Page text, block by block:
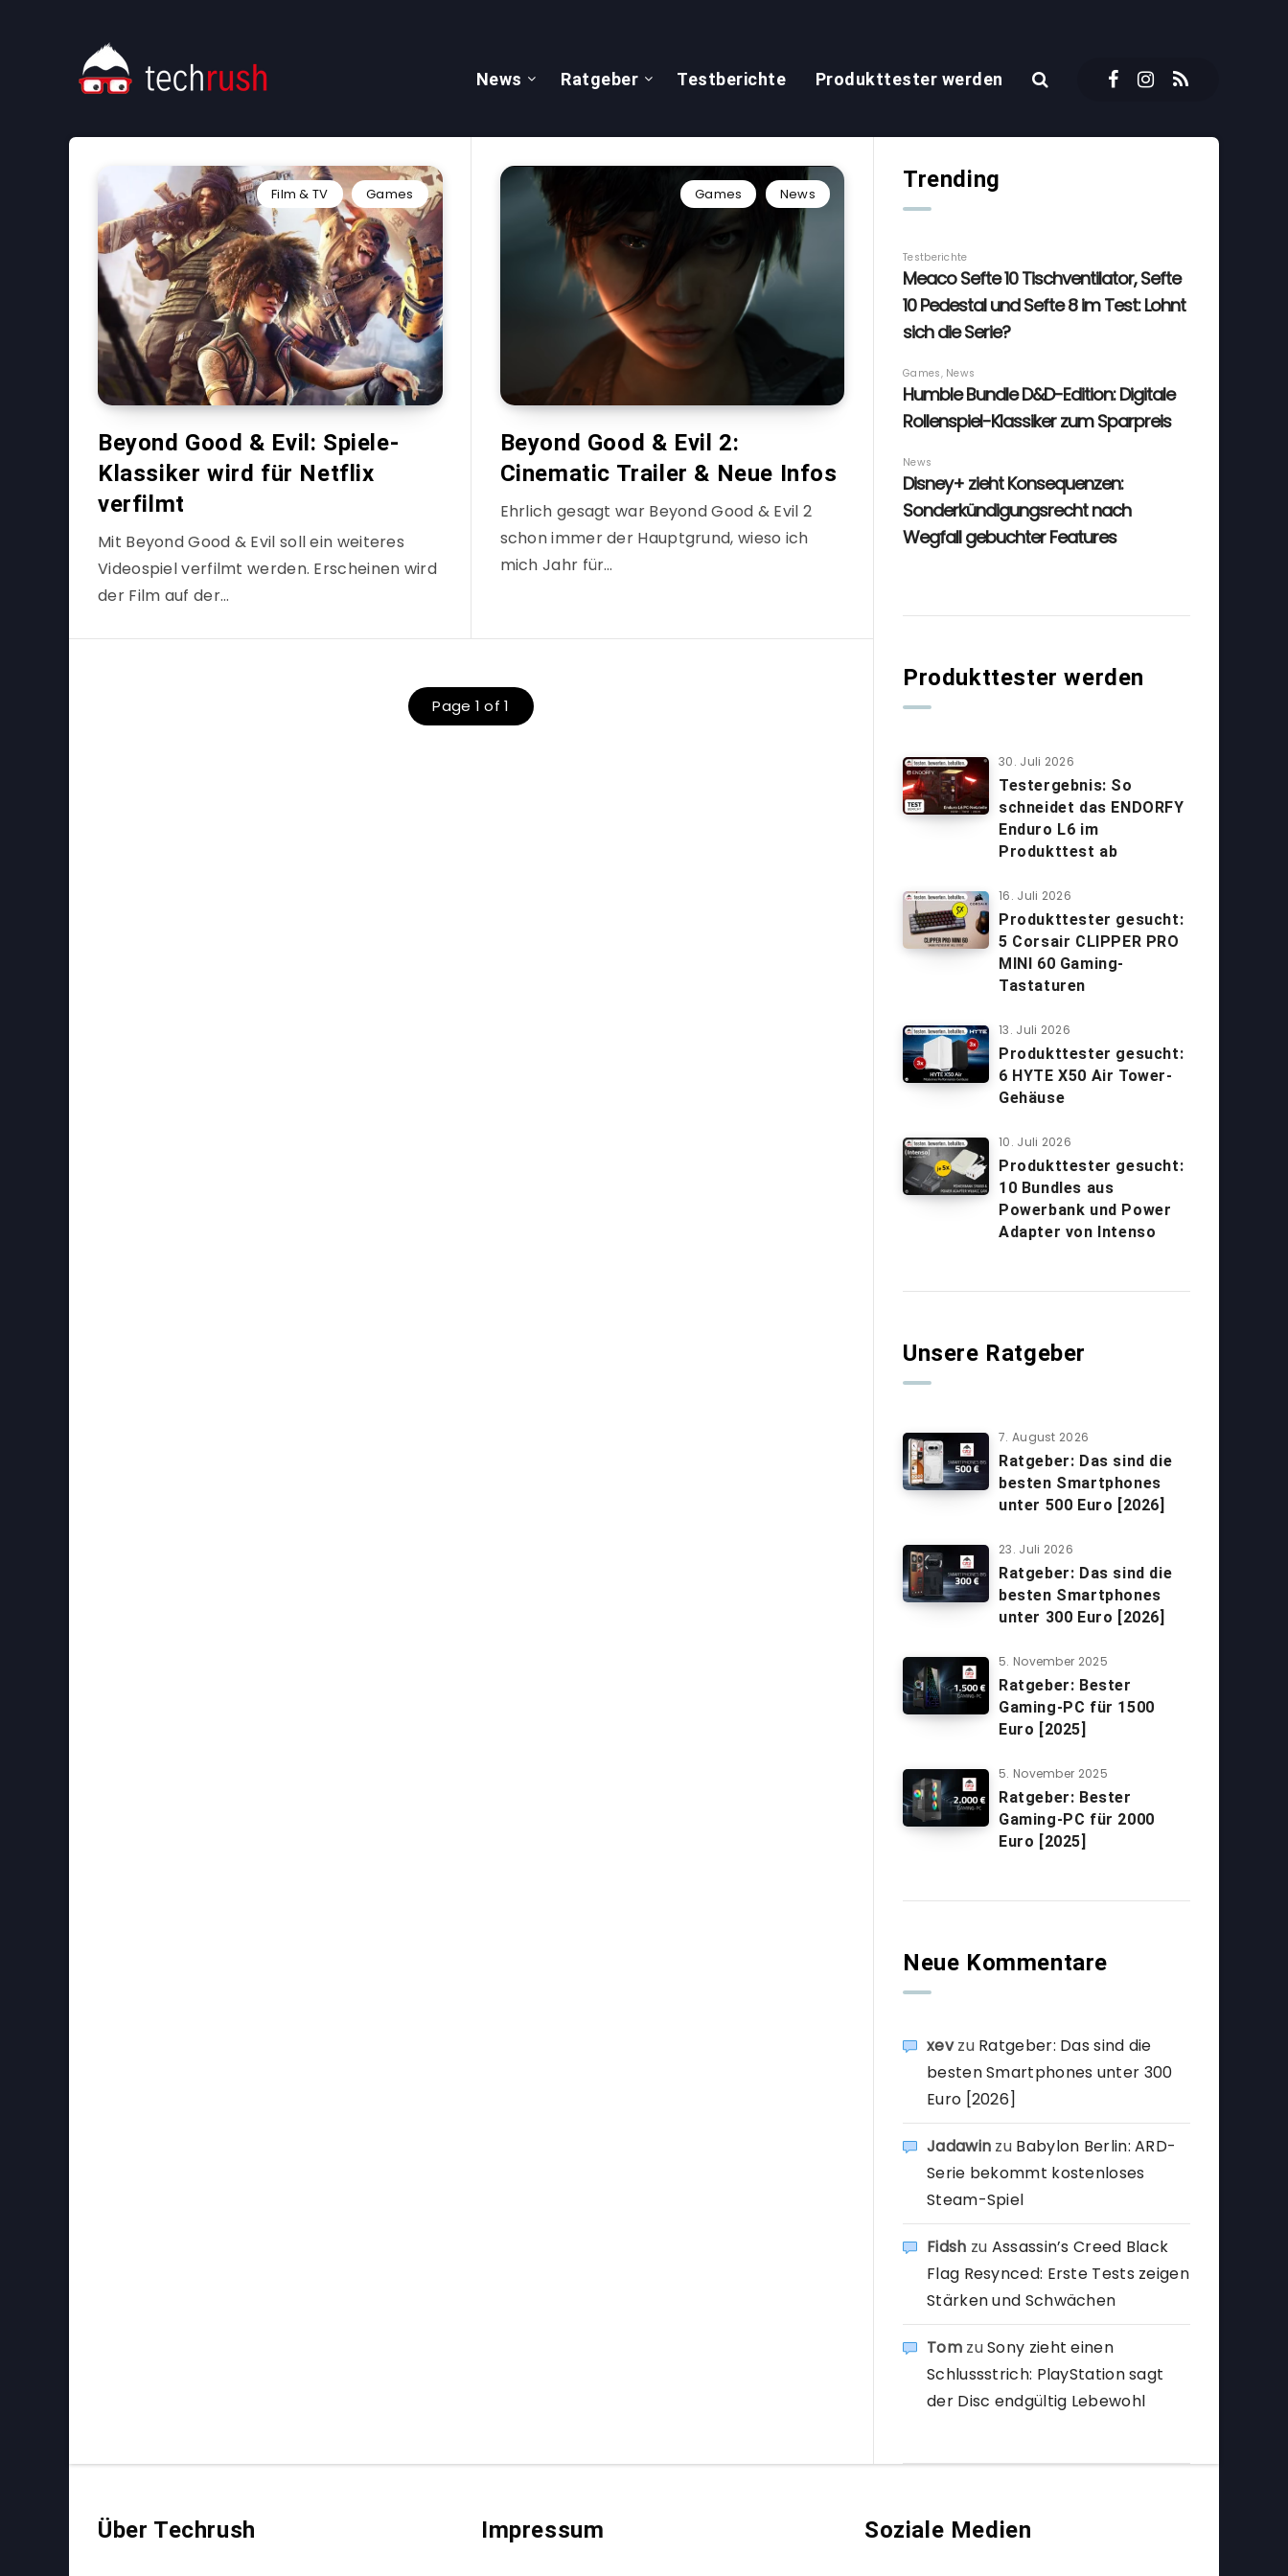
News Ratgeber Testberichte Produkttester werden
Film & TV Games
Beyond Good & Evil: Spiele-
Klassiker wird für Netflix
verfilmt
Mit Beyond Good & Evil soll ein weiteres
Videospiel verfilmt werden. Erscheinen wird
der Film auf der…
Games News
Beyond Good & Evil 2:
Cinematic Trailer & Neue Infos
Ehrlich gesagt war Beyond Good & Evil 2
schon immer der Hauptgrund, wieso ich
mich Jahr für…
Page 1 of 1
Trending
Produkttester werden
30. Juli 2026
Testergebnis: So
schneidet das ENDORFY
Enduro L6 im
Produkttest ab
16. Juli 2026
Produkttester gesucht:
5 Corsair CLIPPER PRO
MINI 60 Gaming-
Tastaturen
13. Juli 2026
Produkttester gesucht:
6 HYTE X50 Air Tower-
Gehäuse
10. Juli 2026
Produkttester gesucht:
10 Bundles aus
Powerbank und Power
Adapter von Intenso
Unsere Ratgeber
7. August 2026
Ratgeber: Das sind die
besten Smartphones
unter 500 Euro [2026]
23. Juli 2026
Ratgeber: Das sind die
besten Smartphones
unter 300 Euro [2026]
5. November 2025
Ratgeber: Bester
Gaming-PC für 1500
Euro [2025]
5. November 2025
Ratgeber: Bester
Gaming-PC für 2000
Euro [2025]
Neue Kommentare
xevzu Ratgeber: Das sind die
besten Smartphones unter 300
Euro [2026]
Jadawin zu Babylon Berlin: ARD-
Serie bekommt kostenloses
Steam-Spiel
Fidsh zu Assassin’s Creed Black
Flag Resynced: Erste Tests zeigen
Stärken und Schwächen
TomzuSony zieht einen
Schlussstrich: PlayStation sagt
der Disc endgültig Lebewohl
Über Techrush Impressum Soziale Medien